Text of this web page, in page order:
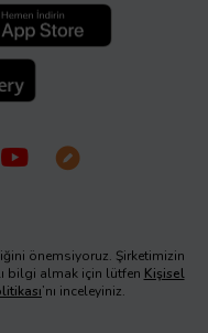
önemsiyoruz. Şirketimizin
bilgi almak için lütfen Kişisel
’nı inceleyiniz.